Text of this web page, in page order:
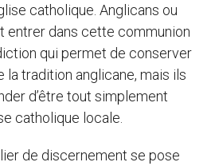
catholique. Anglicans ou
entrer dans cette communion
qui permet de conserver
tradition anglicane, mais ils
d’être tout simplement
catholique locale.
de discernement se pose